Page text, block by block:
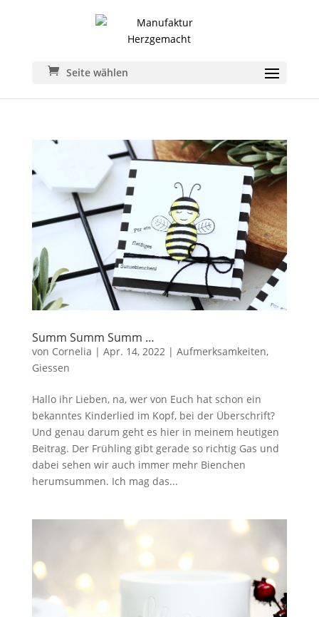
Seite wählen
Summ Summ Summ …
von Cornelia | Apr. 14, 2022 | Aufmerksamkeiten,
Giessen
Hallo ihr Lieben, na, wer von Euch hat schon ein
bekanntes Kinderlied im Kopf, bei der Überschrift?
Und genau darum geht es hier in meinem heutigen
Beitrag. Der Frühling gibt gerade so richtig Gas und
dabei sehen wir auch immer mehr Bienchen
herumsummen. Ich mag das...